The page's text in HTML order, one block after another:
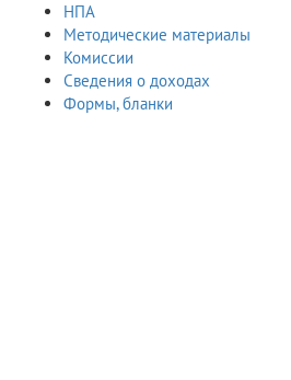
НПА
Методические материалы
Комиссии
Сведения о доходах
Формы, бланки